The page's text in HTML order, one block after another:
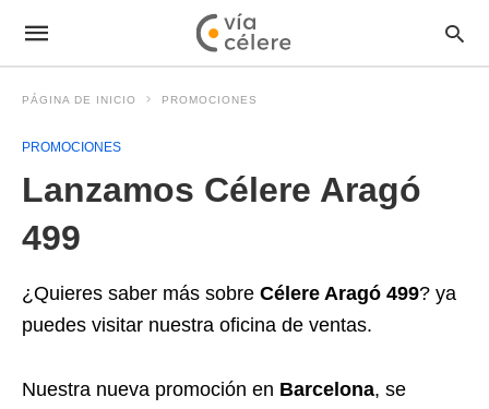
PÁGINA DE INICIO PROMOCIONES
PROMOCIONES
Lanzamos Célere Aragó
499
¿Quieres saber más sobre Célere Aragó 499? ya
puedes visitar nuestra oficina de ventas.
Nuestra nueva promoción en Barcelona, se